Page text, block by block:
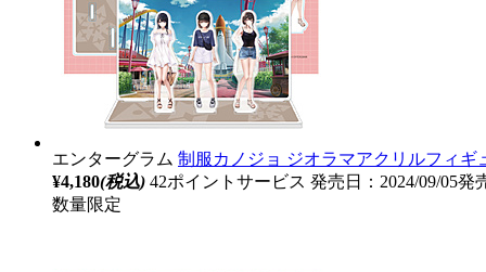
エンターグラム 制服カノジョ ジオラマアクリルフィギ
¥4,180(税込) 42ポイントサービス 発売日：2024/09/05発
数量限定